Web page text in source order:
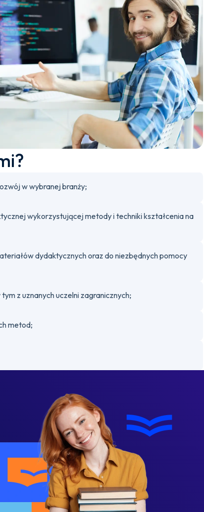
w wybranej branży;
wykorzystującej metody i techniki kształcenia na
dydaktycznych oraz do niezbędnych pomocy
z uznanych uczelni zagranicznych;
metod;